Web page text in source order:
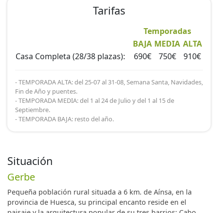
paredes susurran historias, nobles patios presididos
por arcos de piedra, un misterioso pozo, bóvedas de
piedra, miles de rincones de lectura, calles y esquinas
- Exteriores: amplios jardines, parque infantil, terrazas
exterior cubierto?
Este es sin lugar a dudas el lugar con encanto que
estaba buscando. Un sitio tranquilo y tradicional,
Situación
Gerbe
Pequeña población rural situada a 6 km. de Aínsa, en la
provincia de Huesca, su principal encanto reside en el
Tarifas
Temporadas
BAJA MEDIA ALTA
Casa Completa (28/38 plazas):
690€ 750€ 910€
- TEMPORADA ALTA: del 25-07 al 31-08, Semana Santa, Navidades,
Fin de Año y puentes.
- TEMPORADA MEDIA: del 1 al 24 de Julio y del 1 al 15 de
Septiembre.
- TEMPORADA BAJA: resto del año.